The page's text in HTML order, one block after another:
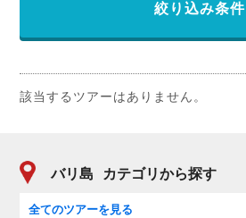
絞り込み条件
該当するツアーはありません。
バリ島 カテゴリから探す
全てのツアーを見る